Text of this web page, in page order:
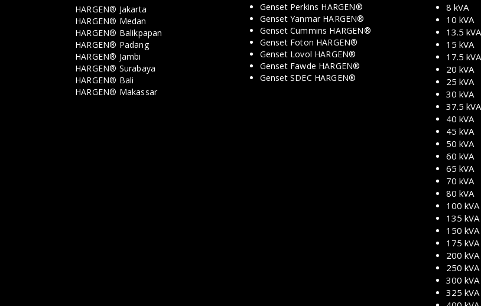
HARGEN® Jakarta
HARGEN® Medan
HARGEN® Balikpapan
HARGEN® Padang
HARGEN® Jambi
HARGEN® Surabaya
HARGEN® Bali
HARGEN® Makassar
Genset Perkins HARGEN®
Genset Yanmar HARGEN®
Genset Cummins HARGEN®
Genset Foton HARGEN®
Genset Lovol HARGEN®
Genset Fawde HARGEN®
Genset SDEC HARGEN®
8 kVA
10 kVA
13.5 kVA
15 kVA
17.5 kVA
20 kVA
25 kVA
30 kVA
37.5 kVA
40 kVA
45 kVA
50 kVA
60 kVA
65 kVA
70 kVA
80 kVA
100 kVA
135 kVA
150 kVA
175 kVA
200 kVA
250 kVA
300 kVA
325 kVA